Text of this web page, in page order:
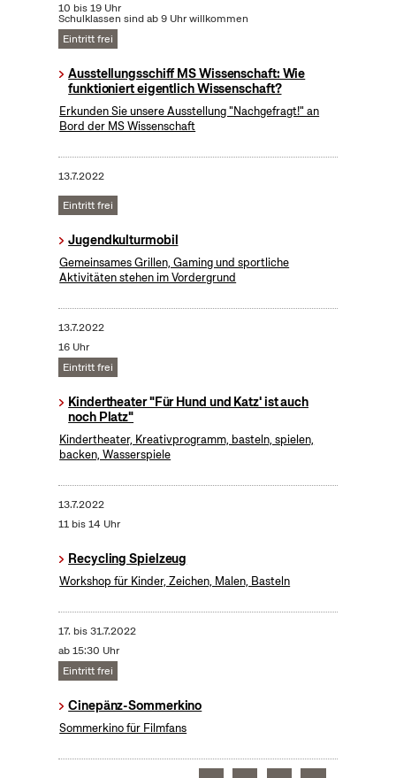
10 bis 19 Uhr
Schulklassen sind ab 9 Uhr willkommen
Eintritt frei
Ausstellungsschiff MS Wissenschaft: Wie
funktioniert eigentlich Wissenschaft?
Erkunden Sie unsere Ausstellung "Nachgefragt!" an
Bord der MS Wissenschaft
13.7.2022
Eintritt frei
Jugendkulturmobil
Gemeinsames Grillen, Gaming und sportliche
Aktivitäten stehen im Vordergrund
13.7.2022
16 Uhr
Eintritt frei
Kindertheater "Für Hund und Katz' ist auch
noch Platz"
Kindertheater, Kreativprogramm, basteln, spielen,
backen, Wasserspiele
13.7.2022
11 bis 14 Uhr
Recycling Spielzeug
Workshop für Kinder, Zeichen, Malen, Basteln
17. bis31.7.2022
ab 15:30 Uhr
Eintritt frei
Cinepänz-Sommerkino
Sommerkino für Filmfans